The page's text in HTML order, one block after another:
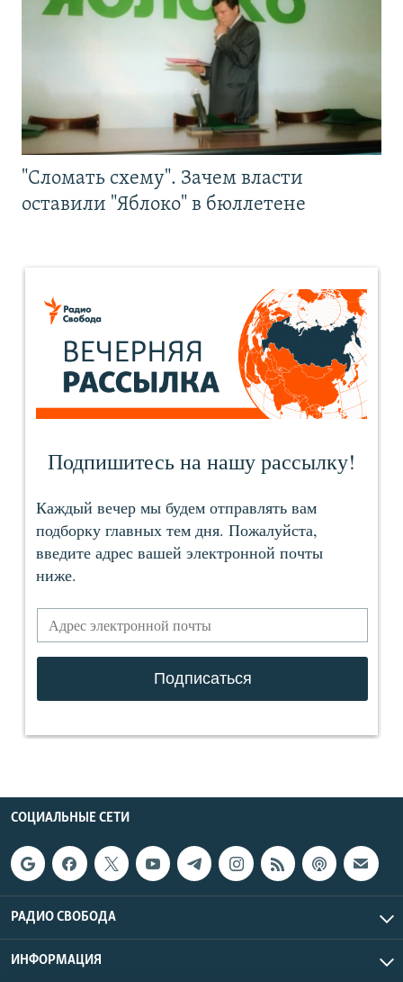
"Сломать схему". Зачем власти
оставили "Яблоко" в бюллетене
СОЦИАЛЬНЫЕ СЕТИ
РАДИО СВОБОДА
ИНФОРМАЦИЯ